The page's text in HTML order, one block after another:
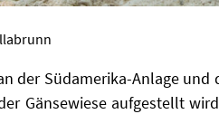
der Südamerika-Anlage
Gänsewiese aufgestellt